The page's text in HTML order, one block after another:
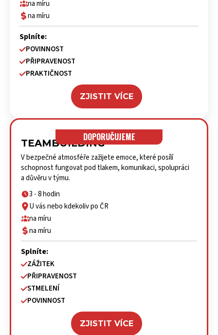
na míru
na míru
Splníte:
POVINNOST
PŘIPRAVENOST
PRAKTIČNOST
ZJISTIT VÍCE
DOPORUČUJEME
TEAMBUILDING
V bezpečné atmosféře zažijete emoce, které posílí
schopnost fungovat pod tlakem, komunikaci, spolupráci
a důvěru v týmu.
3 - 8 hodin
U vás nebo kdekoliv po ČR
na míru
na míru
Splníte:
ZÁŽITEK
PŘIPRAVENOST
STMELENÍ
POVINNOST
ZJISTIT VÍCE